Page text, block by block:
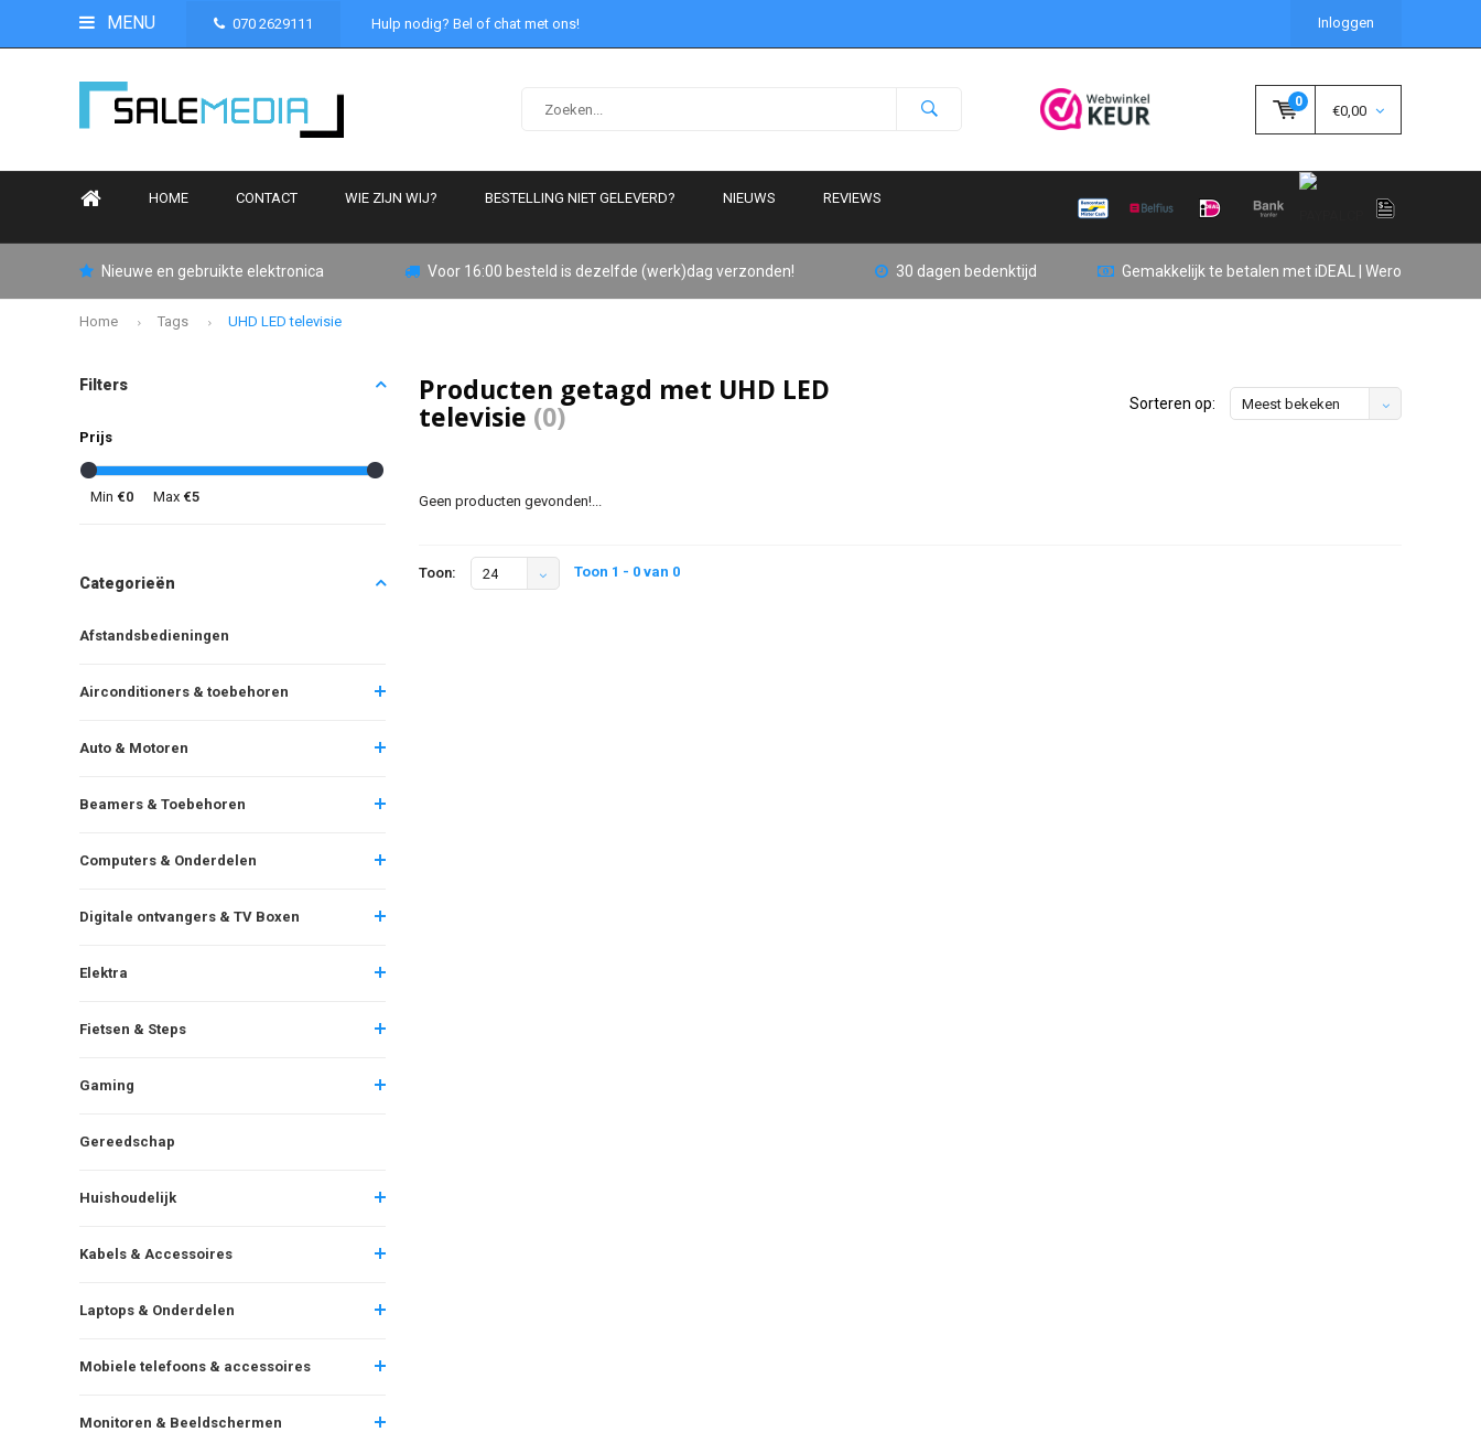
MENU 070 2629111 Hulp nodig? Bel of chat met ons! Inloggen
0
€0,00
HOME CONTACT WIE ZIJN WIJ? BESTELLING NIET GELEVERD? NIEUWS REVIEWS
Nieuwe en gebruikte elektronica Voor 16:00 besteld is dezelfde (werk)dag verzonden! 30 dagen bedenktijd Gemakkelijk te betalen met iDEAL | Wero
Home Tags UHD LED televisie
Filters
Prijs
Min €0 Max €5
Categorieën
Afstandsbedieningen
Airconditioners & toebehoren
Auto & Motoren
Beamers & Toebehoren
Computers & Onderdelen
Digitale ontvangers & TV Boxen
Elektra
Fietsen & Steps
Gaming
Gereedschap
Huishoudelijk
Kabels & Accessoires
Laptops & Onderdelen
Mobiele telefoons & accessoires
Monitoren & Beeldschermen
Producten getagd met UHD LED
televisie (0) Sorteren op: Meest bekeken
Geen producten gevonden!...
Toon: 24 Toon 1 - 0 van 0